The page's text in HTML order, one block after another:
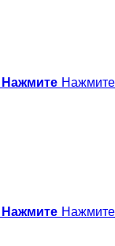
Нажмите Нажмите
Нажмите Нажмите